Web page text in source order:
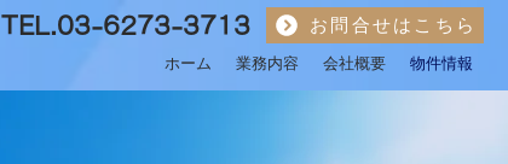
TEL.03-6273-3713 お問合せはこちら
ホーム 業務内容 会社概要 物件情報